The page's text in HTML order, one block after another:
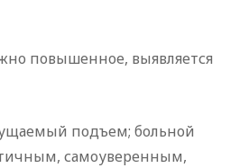
повышенное, выявляется
подъем; больной
самоуверенным,